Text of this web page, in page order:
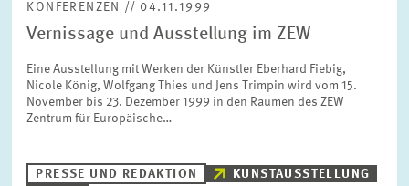
KONFERENZEN // 04.11.1999
Vernissage und Ausstellung im ZEW
Eine Ausstellung mit Werken der Künstler Eberhard Fiebig,
Nicole König, Wolfgang Thies und Jens Trimpin wird vom 15.
November bis 23. Dezember 1999 in den Räumen des ZEW
Zentrum für Europäische…
PRESSE UND REDAKTION
KUNSTAUSSTELLUNG